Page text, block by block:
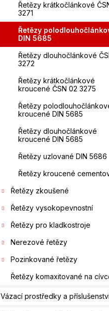
Řetězy krátkočlánkové
3271
Řetězy
DIN 5685
Řetězy dlouhočlánkové
3272
Řetězy krátkočlánkové
kroucené ČSN 02 3275
Řetězy
kroucené DIN 5685
Řetězy dlouhočlánkové
kroucené DIN 5685
Řetězy uzlované DIN 5686
Řetězy kroucené
Řetězy zkoušené
Řetězy vysokopevnostní
Řetězy pro kladkostroje
Nerezové řetězy
Pozinkované řetězy
Řetězy komaxitované na
Vázací prostředky a